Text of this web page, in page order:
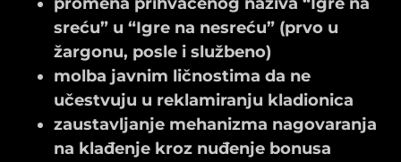
promena prihvaćenog naziva “Igre na
sreću” u “Igre na nesreću” (prvo u
žargonu, posle i službeno)
molba javnim ličnostima da ne
učestvuju u reklamiranju kladionica
zaustavljanje mehanizma nagovaranja
na klađenje kroz nuđenje bonusa